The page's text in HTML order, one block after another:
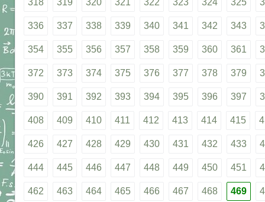
336 337 338 339 340 341 342 343
354 355 356 357 358 359 360 361
372 373 374 375 376 377 378 379
390 391 392 393 394 395 396 397
408 409 410 411 412 413 414 415
426 427 428 429 430 431 432 433
444 445 446 447 448 449 450 451
462 463 464 465 466 467 468 469